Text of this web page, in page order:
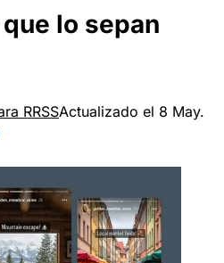
lo sepan
RRSSActualizado el 8 May.